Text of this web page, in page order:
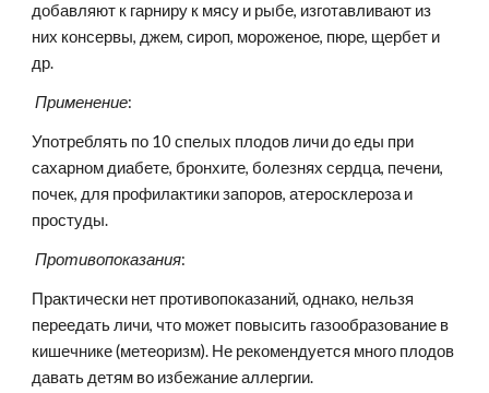
добавляют к гарниру к мясу и рыбе, изготавливают из
них консервы, джем, сироп, мороженое, пюре, щербет и
др.
Применение:
Употреблять по 10 спелых плодов личи до еды при
сахарном диабете, бронхите, болезнях сердца, печени,
почек, для профилактики запоров, атеросклероза и
простуды.
Противопоказания:
Практически нет противопоказаний, однако, нельзя
переедать личи, что может повысить газообразование в
кишечнике (метеоризм). Не рекомендуется много плодов
давать детям во избежание аллергии.